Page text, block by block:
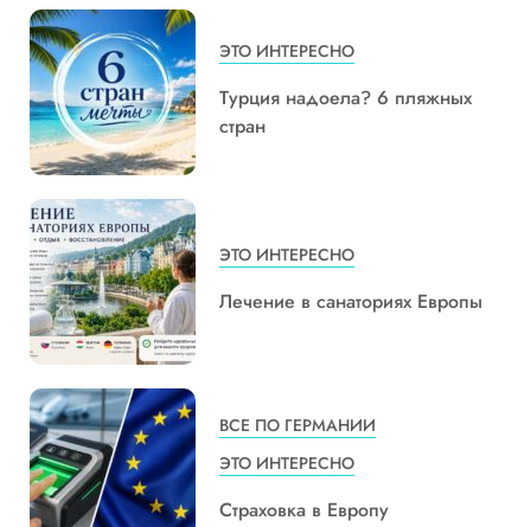
ЭТО ИНТЕРЕСНО
Турция надоела? 6 пляжных
стран
ЭТО ИНТЕРЕСНО
Лечение в санаториях Европы
ВСЕ ПО ГЕРМАНИИ
ЭТО ИНТЕРЕСНО
Страховка в Европу